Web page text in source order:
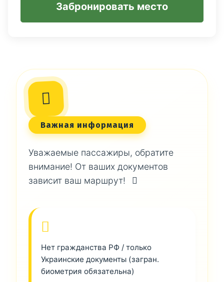
Забронировать место
Важная информация
Уважаемые пассажиры, обратите
внимание! От ваших документов
зависит ваш маршрут!
Нет гражданства РФ / только
Украинские документы (загран.
биометрия обязательна)